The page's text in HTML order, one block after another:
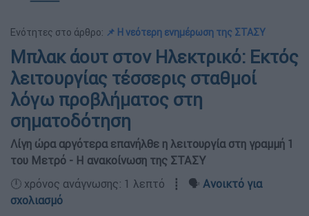
Ενότητες στο άρθρο: 📌 Η νεότερη ενημέρωση της ΣΤΑΣΥ
Μπλακ άουτ στον Ηλεκτρικό: Εκτός
λειτουργίας τέσσερις σταθμοί
λόγω προβλήματος στη
σηματοδότηση
Λίγη ώρα αργότερα επανήλθε η λειτουργία στη γραμμή 1
του Μετρό - Η ανακοίνωση της ΣΤΑΣΥ
🕛 χρόνος ανάγνωσης: 1 λεπτό ┋ 🗣️ Ανοικτό για
σχολιασμό